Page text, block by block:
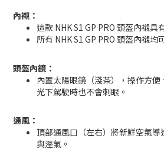
內襯：
這款 NHK S1 GP PRO 頭盔內襯具
所有 NHK S1 GP PRO 頭盔內襯均
頭盔內鏡：
內置太陽眼鏡（淺茶），操作方
光下駕駛時也不會刺眼。
通風：
頂部通風口（左右）將新鮮空氣
與溼氣。